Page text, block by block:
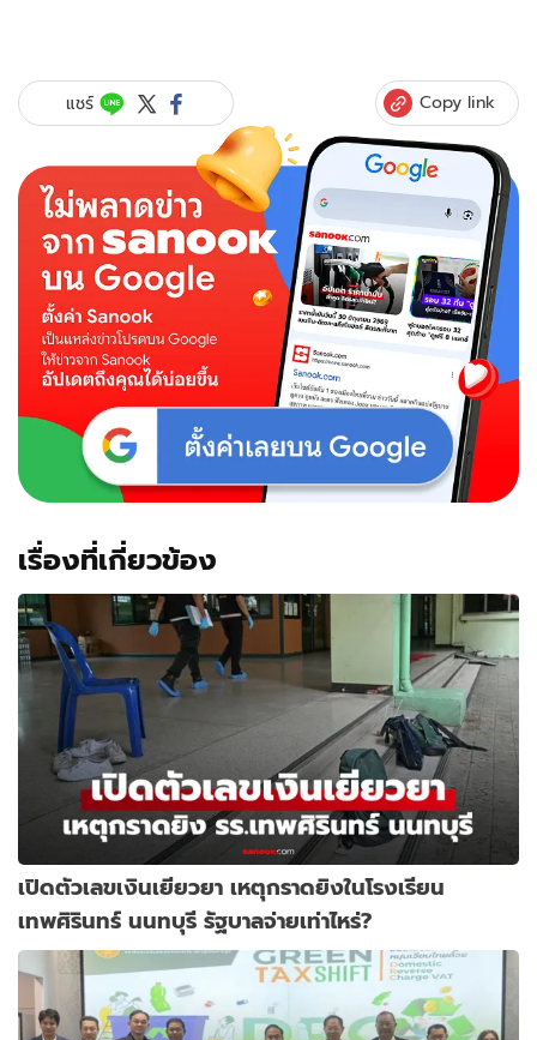
แชร์ Copy link
เรื่องที่เกี่ยวข้อง
เปิดตัวเลขเงินเยียวยา เหตุกราดยิงในโรงเรียน
เทพศิรินทร์ นนทบุรี รัฐบาลจ่ายเท่าไหร่?